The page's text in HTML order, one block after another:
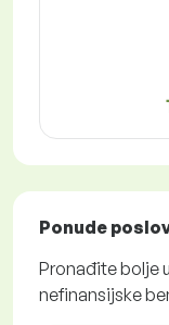
Ponude
Pronađite bolje
nefinansijske